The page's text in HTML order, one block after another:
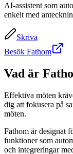
AI-assistent som
enkelt med
Skriva
Besök Fathom
Vad är
Effektiva möten
dig att fokusera på
möten.
Fathom är designat
funktioner som
och integreringar